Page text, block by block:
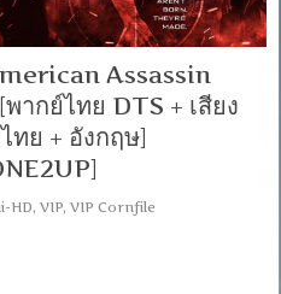
Assassin
ากย์ไทย DTS + เสียง
ทย + อังกฤษ]
HD,VIP,VIP Cornfile